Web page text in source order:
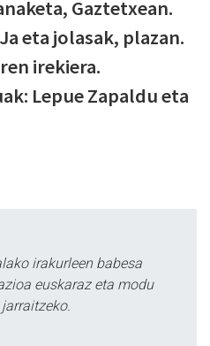
Gaztetxean.
eta jolasak, plazan.
irekiera.
Lepue Zapaldu eta
irakurleen babesa
euskaraz eta modu